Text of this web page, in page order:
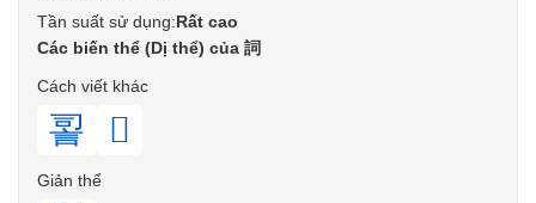
Tần suất sử dụng:Rất cao
Các biến thể (Dị thể) của 詞
Cách viết khác
䛐 𧥝
Giản thể